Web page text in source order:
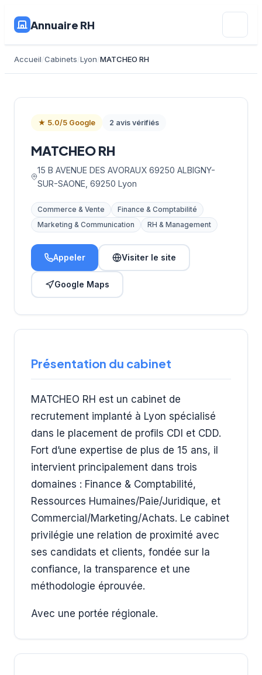
Annuaire RH
Accueil Cabinets Lyon MATCHEO RH
★ 5.0/5 Google 2 avis vérifiés
MATCHEO RH
15 B AVENUE DES AVORAUX 69250 ALBIGNY-
SUR-SAONE, 69250 Lyon
Commerce & Vente
Finance & Comptabilité
Marketing & Communication
RH & Management
Appeler Visiter le site
Google Maps
Présentation du cabinet
MATCHEO RH est un cabinet de
recrutement implanté à Lyon spécialisé
dans le placement de profils CDI et CDD.
Fort d’une expertise de plus de 15 ans, il
intervient principalement dans trois
domaines : Finance & Comptabilité,
Ressources Humaines/Paie/Juridique, et
Commercial/Marketing/Achats. Le cabinet
privilégie une relation de proximité avec
ses candidats et clients, fondée sur la
confiance, la transparence et une
méthodologie éprouvée.
Avec une portée régionale.